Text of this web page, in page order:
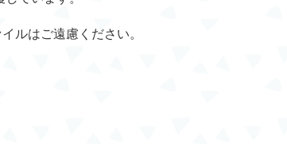
ルはご遠慮ください。